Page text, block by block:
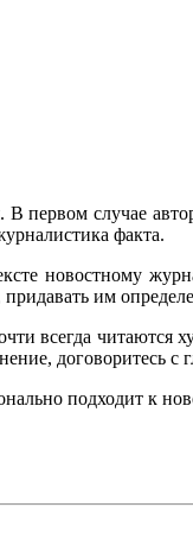
первом случае
факта.
новостному
им
всегда
договоритесь с
подходит к